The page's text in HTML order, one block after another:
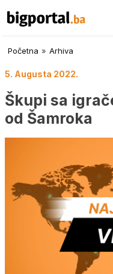
Početna » Arhiva
5. Augusta 2022.
Škupi sa
od Šamroka